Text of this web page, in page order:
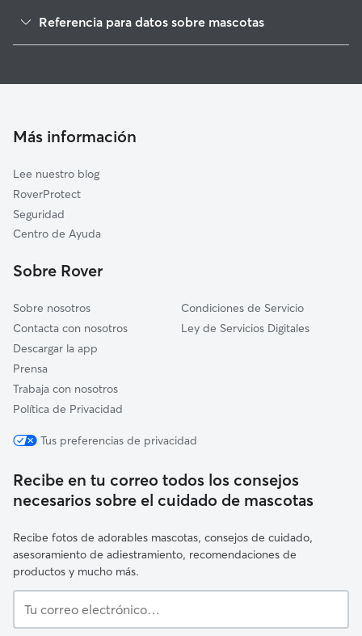
Cuidado de mascota en La Seca
Cuidadores a domicilio en La-Seca
Cuidadores de Gatos en La Seca
Referencia para datos sobre mascotas
Más información
Lee nuestro blog
RoverProtect
Seguridad
Centro de Ayuda
Sobre Rover
Sobre nosotros
Contacta con nosotros
Descargar la app
Prensa
Trabaja con nosotros
Política de Privacidad
Condiciones de Servicio
Ley de Servicios Digitales
Tus preferencias de privacidad
Recibe en tu correo todos los consejos
necesarios sobre el cuidado de mascotas
Recibe fotos de adorables mascotas, consejos de cuidado,
asesoramiento de adiestramiento, recomendaciones de
productos y mucho más.
correo